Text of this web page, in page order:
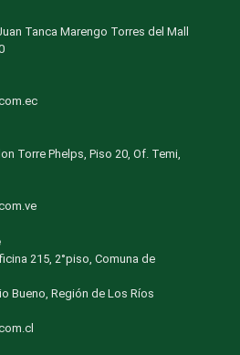
Tanca Marengo Torres del Mall
Torre Phelps, Piso 20, Of. Temi,
215, 2°piso, Comuna de
Bueno, Región de Los Ríos